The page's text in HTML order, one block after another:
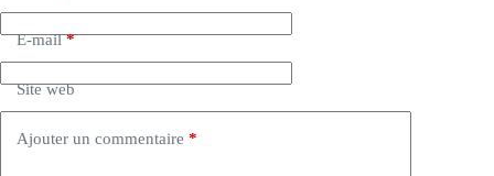
E-mail*
Site web
Ajouter un commentaire *
n
v
e